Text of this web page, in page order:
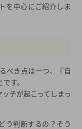
を中心にご紹介しま
べき点は一つ、『自
す。
チが起こってしまっ
う判断するの？そう